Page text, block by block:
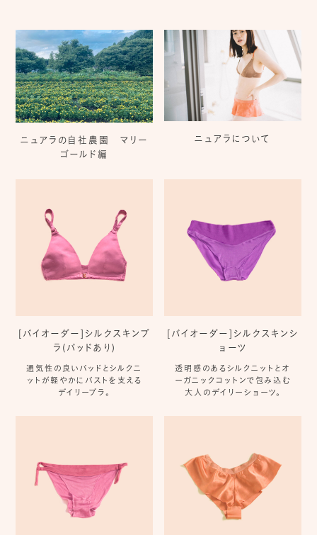
ニュアラの自社農園 マリー
ゴールド編
ニュアラについて
[バイオーダー]シルクスキンブ
ラ(パッドあり)
通気性の良いパッドとシルクニ
ットが軽やかにバストを支える
デイリーブラ。
[バイオーダー]シルクスキンシ
ョーツ
透明感のあるシルクニットとオ
ーガニックコットンで包み込む
大人のデイリーショーツ。